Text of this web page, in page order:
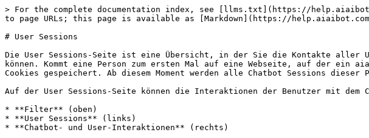
> For the complete documentation index, see [llms.txt](https://
to page URLs; this page is available as [Markdown](https://
# User Sessions
Die User Sessions-Seite ist eine Übersicht, in der Sie die Kontakte aller
können. Kommt eine Person zum ersten Mal auf eine Webseite, auf der
Cookies gespeichert. Ab diesem Moment werden alle Chatbot Sessions
Auf der User Sessions-Seite können die Interaktionen der Benutzer mit
* **Filter** (oben)
* **User Sessions** (links)
* **Chatbot- und User-Interaktionen** (rechts)